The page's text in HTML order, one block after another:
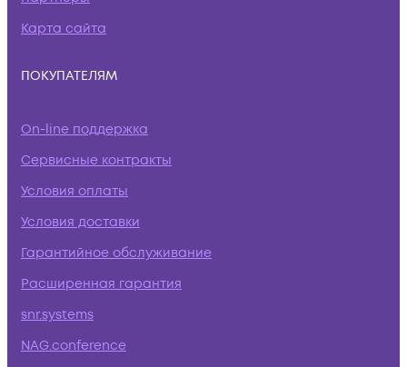
Карта сайта
ПОКУПАТЕЛЯМ
On-line поддержка
Сервисные контракты
Условия оплаты
Условия доставки
Гарантийное обслуживание
Расширенная гарантия
snr.systems
NAG.conference